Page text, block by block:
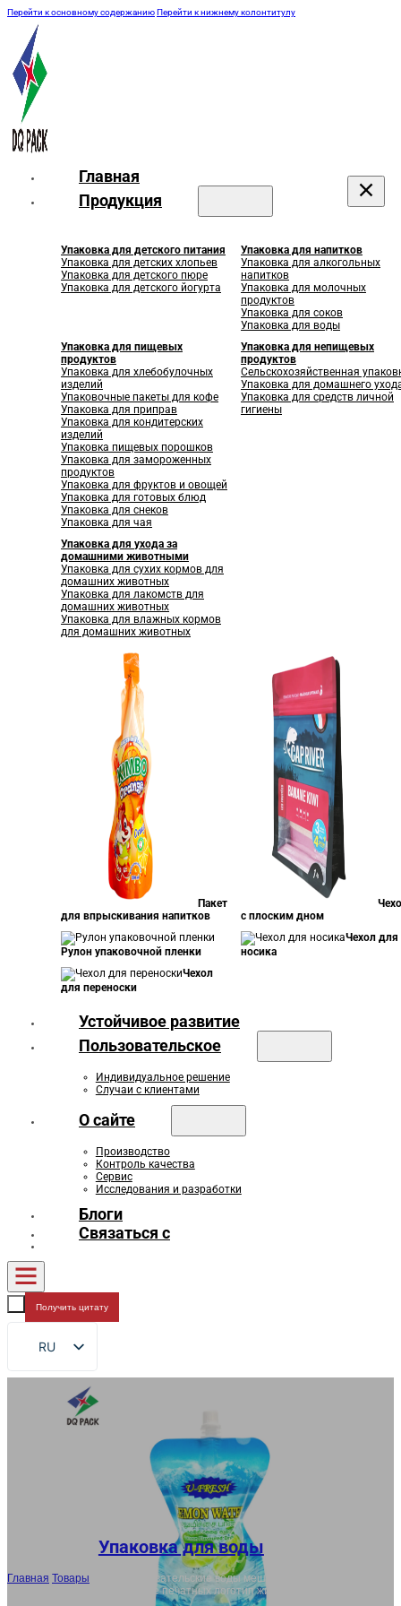
Перейти к основному содержаниюПерейти к нижнему колонтитулу
Главная
Продукция
Упаковка для детского питания
Упаковка для детских хлопьев
Упаковка для детского пюре
Упаковка для детского йогурта
Упаковка для напитков
Упаковка для алкогольных
напитков
Упаковка для молочных
продуктов
Упаковка для соков
Упаковка для воды
Упаковка для пищевых
продуктов
Упаковка для хлебобулочных
изделий
Упаковочные пакеты для кофе
Упаковка для приправ
Упаковка для кондитерских
изделий
Упаковка пищевых порошков
Упаковка для замороженных
продуктов
Упаковка для фруктов и овощей
Упаковка для готовых блюд
Упаковка для снеков
Упаковка для чая
Упаковка для непищевых
продуктов
Сельскохозяйственная
Упаковка для домашнего
Упаковка для средств личной
гигиены
Упаковка для ухода за
домашними животными
Упаковка для сухих кормов для
домашних животных
Упаковка для лакомств для
домашних животных
Упаковка для влажных кормов
для домашних животных
Пакет
для впрыскивания напитков
с плоским дном
Рулон упаковочной пленки
Чехол для
носика
Чехол
для переноски
Устойчивое развитие
Пользовательское
Индивидуальное решение
Случаи с клиентами
О сайте
Производство
Контроль качества
Сервис
Исследования и разработки
Блоги
Связаться с
Получить цитату
RU
EN
Упаковка для воды
Главная Товары
OEM пользовательские воды мешок с носиком
поставщик, Doypack BPA-Free печатных логотип жидкости носик